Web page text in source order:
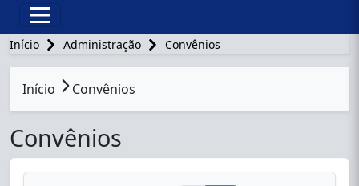
Início Administração Convênios
conteúdo principal
Início Convênios
Convênios